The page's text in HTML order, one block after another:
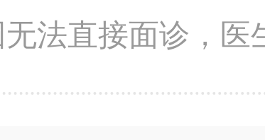
无法直接面诊，医